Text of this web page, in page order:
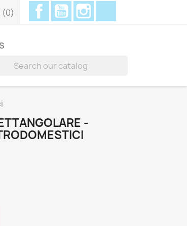
(0)
FacebookYouTube
-